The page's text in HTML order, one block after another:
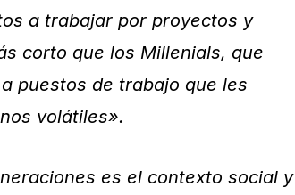
a trabajar por proyectos y
corto que los Millenials, que
puestos de trabajo que les
volátiles».
es el contexto social y